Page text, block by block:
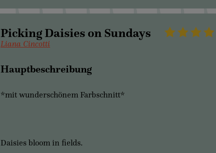
Picking Daisies on Sundays
Liana Cincotti
Hauptbeschreibung
*mit wunderschönem Farbschnitt*
Daisies bloom in fields.